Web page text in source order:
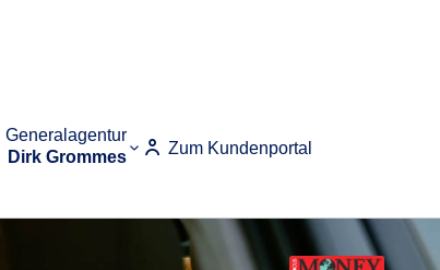
Generalagentur
Dirk Grommes
Zum Kundenportal